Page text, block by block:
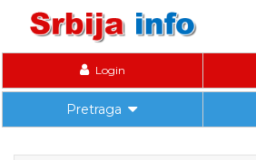
Login
Pretraga